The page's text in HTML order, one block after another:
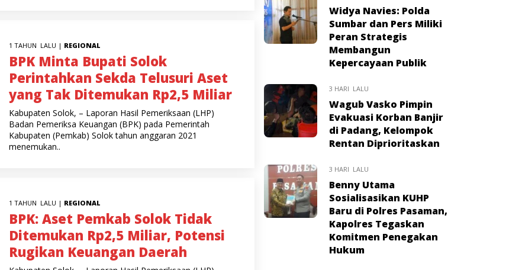
1 TAHUN LALU | REGIONAL
BPK Minta Bupati Solok
Perintahkan Sekda Telusuri Aset
yang Tak Ditemukan Rp2,5 Miliar
Kabupaten Solok, – Laporan Hasil Pemeriksaan (LHP)
Badan Pemeriksa Keuangan (BPK) pada Pemerintah
Kabupaten (Pemkab) Solok tahun anggaran 2021
menemukan..
1 TAHUN LALU | REGIONAL
BPK: Aset Pemkab Solok Tidak
Ditemukan Rp2,5 Miliar, Potensi
Rugikan Keuangan Daerah
Widya Navies: Polda
Sumbar dan Pers Miliki
Peran Strategis
Membangun
Kepercayaan Publik
3 HARI LALU
Wagub Vasko Pimpin
Evakuasi Korban Banjir
di Padang, Kelompok
Rentan Diprioritaskan
3 HARI LALU
Benny Utama
Sosialisasikan KUHP
Baru di Polres Pasaman,
Kapolres Tegaskan
Komitmen Penegakan
Hukum